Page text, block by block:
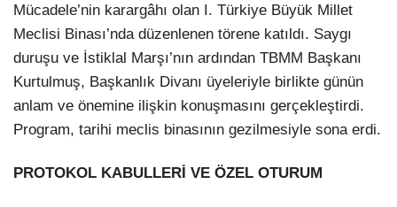
Mücadele’nin karargâhı olan I. Türkiye Büyük Millet
Meclisi Binası’nda düzenlenen törene katıldı. Saygı
duruşu ve İstiklal Marşı’nın ardından TBMM Başkanı
Kurtulmuş, Başkanlık Divanı üyeleriyle birlikte günün
anlam ve önemine ilişkin konuşmasını gerçekleştirdi.
Program, tarihi meclis binasının gezilmesiyle sona erdi.
PROTOKOL KABULLERİ VE ÖZEL OTURUM